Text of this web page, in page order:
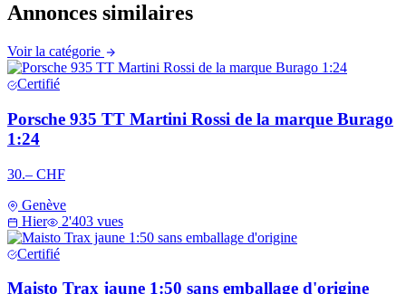
Annonces similaires
Voir la catégorie
Certifié
Porsche 935 TT Martini Rossi de la marque Burago
1:24
30.– CHF
Genève
Hier
2'403 vues
Certifié
Maisto Trax jaune 1:50 sans emballage d'origine